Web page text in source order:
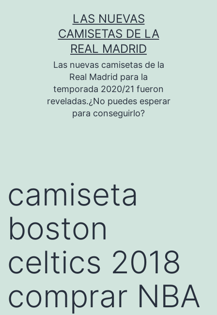
LAS NUEVAS
CAMISETAS DE LA
REAL MADRID
Las nuevas camisetas de la
Real Madrid para la
temporada 2020/21 fueron
reveladas.¿No puedes esperar
para conseguirlo?
camiseta
boston
celtics 2018
comprar NBA